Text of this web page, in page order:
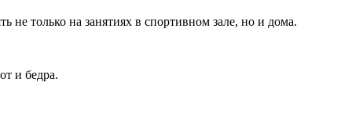
не только на занятиях в спортивном зале, но и дома.
и бедра.